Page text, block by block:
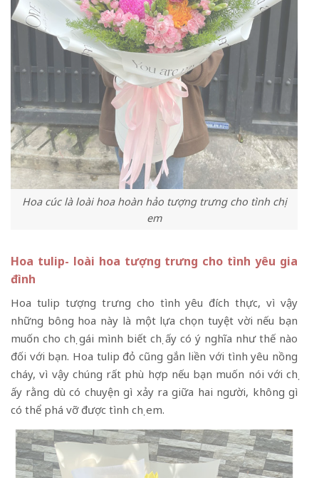
Hoa cúc là loài hoa hoàn hảo tượng trưng cho tình chị
em
Hoa tulip- loài hoa tượng trưng cho tình yêu gia
đình
Hoa tulip tượng trưng cho tình yêu đích thực, vì vậy
những bông hoa này là một lựa chọn tuyệt vời nếu bạn
muốn cho chị gái mình biết chị ấy có ý nghĩa như thế nào
đối với bạn. Hoa tulip đỏ cũng gắn liền với tình yêu nồng
cháy, vì vậy chúng rất phù hợp nếu bạn muốn nói với chị
ấy rằng dù có chuyện gì xảy ra giữa hai người, không gì
có thể phá vỡ được tình chị em.